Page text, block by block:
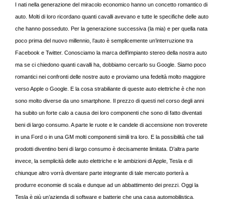
I nati nella generazione del miracolo economico hanno un concetto romantico di
auto. Molti di loro ricordano quanti cavalli avevano e tutte le specifiche delle auto
che hanno posseduto. Per la generazione successiva (la mia) e per quella nata
poco prima del nuovo millennio, l’auto è semplicemente un’interruzione tra
Facebook e Twitter. Conosciamo la marca dell’impianto stereo della nostra auto
ma se ci chiedono quanti cavalli ha, dobbiamo cercarlo su Google. Siamo poco
romantici nei confronti delle nostre auto e proviamo una fedeltà molto maggiore
verso Apple o Google. E la cosa strabiliante di queste auto elettriche è che non
sono molto diverse da uno smartphone. Il prezzo di questi nel corso degli anni
ha subito un forte calo a causa dei loro componenti che sono di fatto diventati
beni di largo consumo. A parte le ruote e le candele di accensione non troverete
in una Ford o in una GM molti componenti simili tra loro. E la possibilità che tali
prodotti diventino beni di largo consumo è decisamente limitata. D’altra parte
invece, la semplicità delle auto elettriche e le ambizioni di Apple, Tesla e di
chiunque altro vorrà diventare parte integrante di tale mercato porterà a
produrre economie di scala e dunque ad un abbattimento dei prezzi. Oggi la
Tesla è più un’azienda di software e batterie che una casa automobilistica.